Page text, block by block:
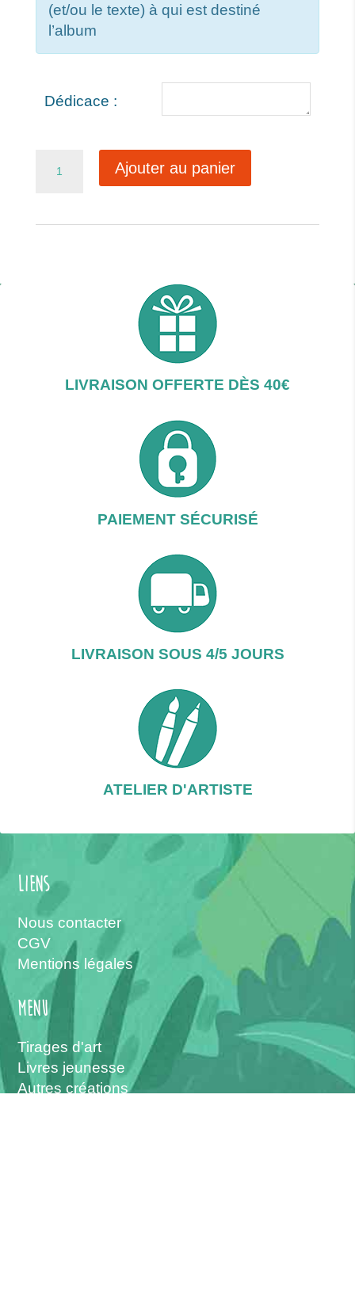
(et/ou le texte) à qui est destiné
l’album
Dédicace :
et
Ajouter au panier
LIVRAISON OFFERTE DÈS 40€
PAIEMENT SÉCURISÉ
LIVRAISON SOUS 4/5 JOURS
ATELIER D'ARTISTE
Liens
Nous contacter
CGV
Mentions légales
menu
Tirages d'art
Livres jeunesse
Autres créations